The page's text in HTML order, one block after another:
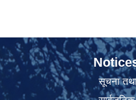
सूचना